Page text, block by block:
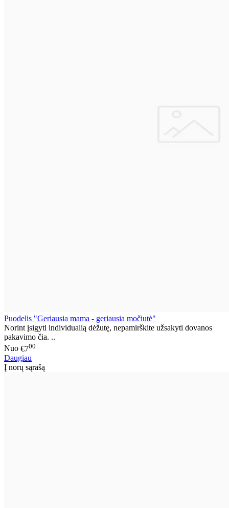
Puodelis "Geriausia mama - geriausia močiutė"
Norint įsigyti individualią dėžutę, nepamirškite užsakyti dovanos
pakavimo čia. ..
Nuo €700
Daugiau
Į norų sąrašą